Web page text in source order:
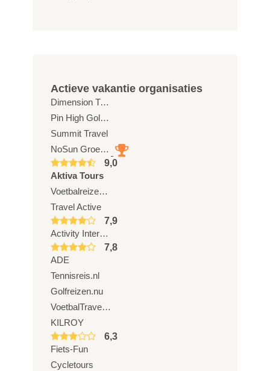
Actieve vakantie organisaties
Dimension Travel in Style
Pin High Golftravel
Summit Travel
NoSun Groepsreizen
9,0
Aktiva Tours
Voetbalreizen.com
Travel Active
7,9
Activity International
7,8
ADE
Tennisreis.nl
Golfreizen.nu
VoetbalTravel.nl
KILROY
6,3
Fiets-Fun
Cycletours